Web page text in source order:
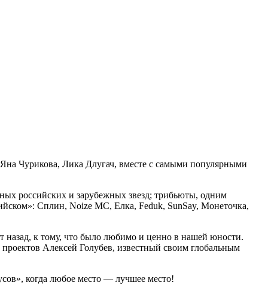
Чурикова, Лика Длугач, вместе с самыми популярными
российских и зарубежных звезд; трибьюты, одним
Сплин, Noize MC, Елка, Feduk, SunSay, Монеточка,
назад, к тому, что было любимо и ценно в нашей юности.
Алексей Голубев, известный своим глобальным
когда любое место — лучшее место!